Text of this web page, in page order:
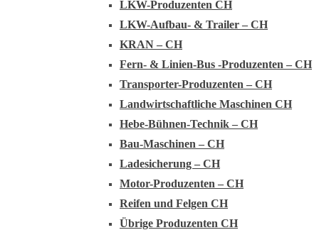
LKW-Produzenten CH
LKW-Aufbau- & Trailer – CH
KRAN – CH
Fern- & Linien-Bus -Produzenten – CH
Transporter-Produzenten – CH
Landwirtschaftliche Maschinen CH
Hebe-Bühnen-Technik – CH
Bau-Maschinen – CH
Ladesicherung – CH
Motor-Produzenten – CH
Reifen und Felgen CH
Übrige Produzenten CH